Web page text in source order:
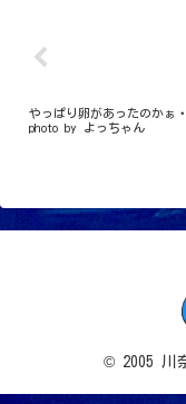
やっぱり卵があった
photo by よっちゃん
© 2005 川